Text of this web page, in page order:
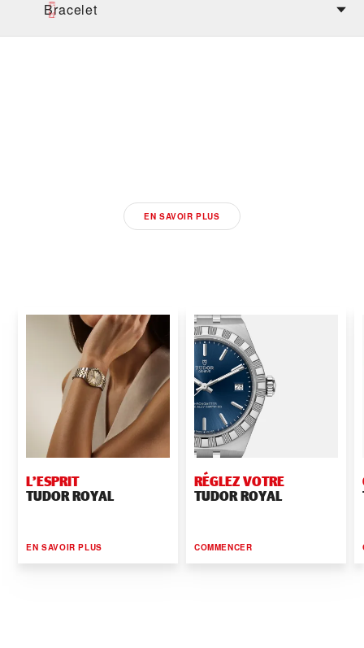
Bracelet
EN SAVOIR PLUS
L’ESPRIT
TUDOR ROYAL
EN SAVOIR PLUS
RÉGLEZ VOTRE
TUDOR ROYAL
COMMENCER